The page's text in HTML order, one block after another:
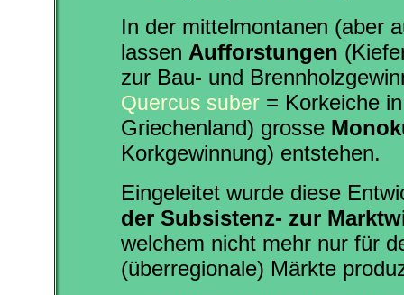
In der mittelmontanen (aber
lassen Aufforstungen
zur Bau- und
Quercus suber = Korkeiche
Griechenland) grosse
Korkgewinnung) entstehen.
Eingeleitet wurde diese
der Subsistenz- zur
welchem nicht mehr nur für
(überregionale) Märkte